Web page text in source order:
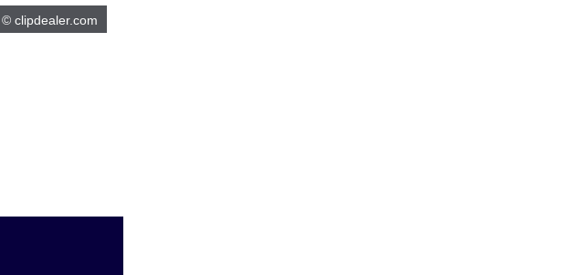
© clipdealer.com